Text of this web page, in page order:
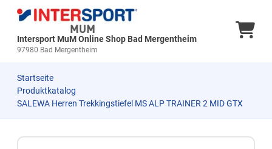
Intersport MuM Online Shop Bad Mergentheim
97980 Bad Mergentheim
Startseite
Produktkatalog
SALEWA Herren Trekkingstiefel MS ALP TRAINER 2 MID GTX